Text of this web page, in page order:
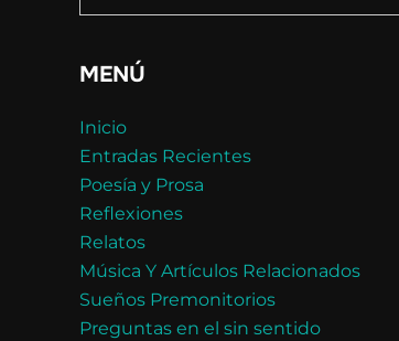
MENÚ
Inicio
Entradas Recientes
Poesía y Prosa
Reflexiones
Relatos
Música Y Artículos Relacionados
Sueños Premonitorios
Preguntas en el sin sentido